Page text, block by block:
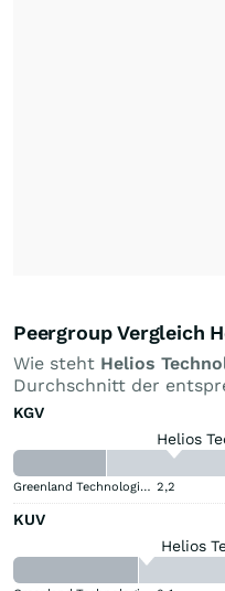
Peergroup Vergleich
Wie steht Helios
Durchschnitt der
KGV
Helios
Greenland Technologies Holding 2,2
KUV
Helios